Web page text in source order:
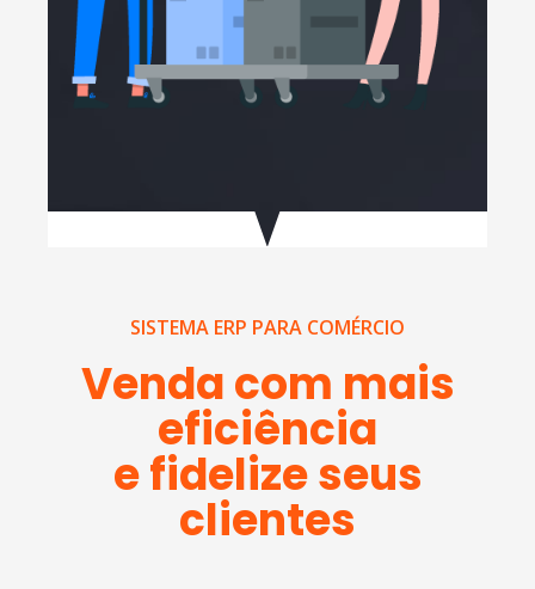
SISTEMA ERP PARA COMÉRCIO
Venda com mais
eficiência
e fidelize seus
clientes